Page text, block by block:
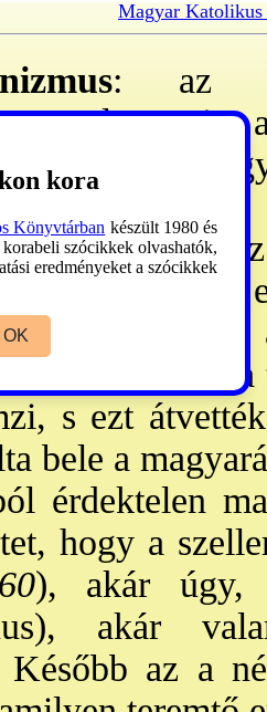
Magyar
: az
mely szerint
adják
kiváltják
az isteni
és a
ismerte
s ezt
bele a
érdektelen
hogy a
), akár úgy,
akár
Később az a
kora
Könyvtárban készült 1980 és
szócikkek olvashatók,
eredményeket a szócikkek
OK